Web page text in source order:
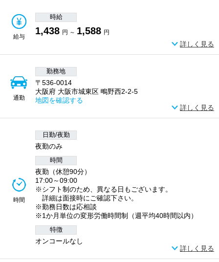
給与
時給
1,438 円 ～ 1,588 円
詳しく見る
通勤
勤務地
〒536-0014
大阪府 大阪市城東区 鴫野西2-2-5
地図を確認する
詳しく見る
時間
日勤/夜勤
夜勤のみ
時間
夜勤（休憩90分）
17:00～09:00
※シフト制のため、異なる日もございます。
詳細は面接時にご確認下さい。
※勤務日数は応相談
※1か月単位の変形労働時間制（週平均40時間以内）
特徴
オンコールなし
詳しく見る